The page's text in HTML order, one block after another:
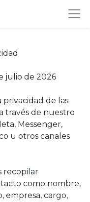
julio de 2026
de las
través de nuestro
Messenger,
u otros canales
recopilar
como nombre,
empresa, cargo,